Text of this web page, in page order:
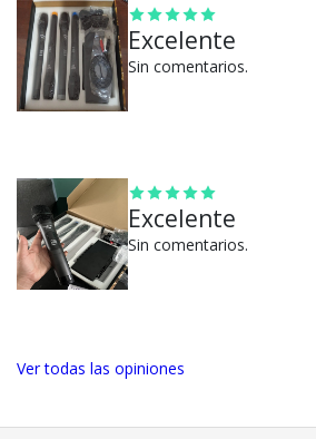
Excelente
Sin comentarios.
Excelente
Sin comentarios.
Ver todas las opiniones
5 estrellas de 5 en
5 estrellas de 5 en
envíos.
Garantía oficial y
nosotros.